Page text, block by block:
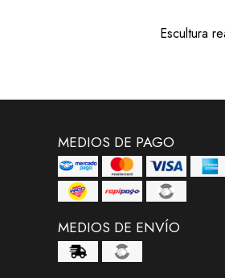
Escultura
MEDIOS DE PAGO
MEDIOS DE ENVÍO